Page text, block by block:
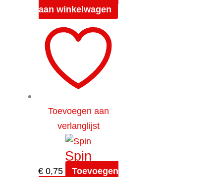
aan winkelwagen
Toevoegen aan
verlanglijst
Spin
€0,75
Toevoegen